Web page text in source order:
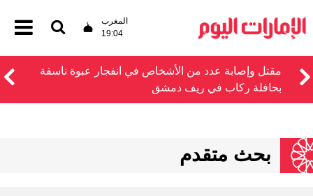
المغرب
19:04
مقتل وإصابة عدد من الأشخاص في انفجار عبوة ناسفة
بحافلة ركاب في ريف دمشق
بحث متقدم